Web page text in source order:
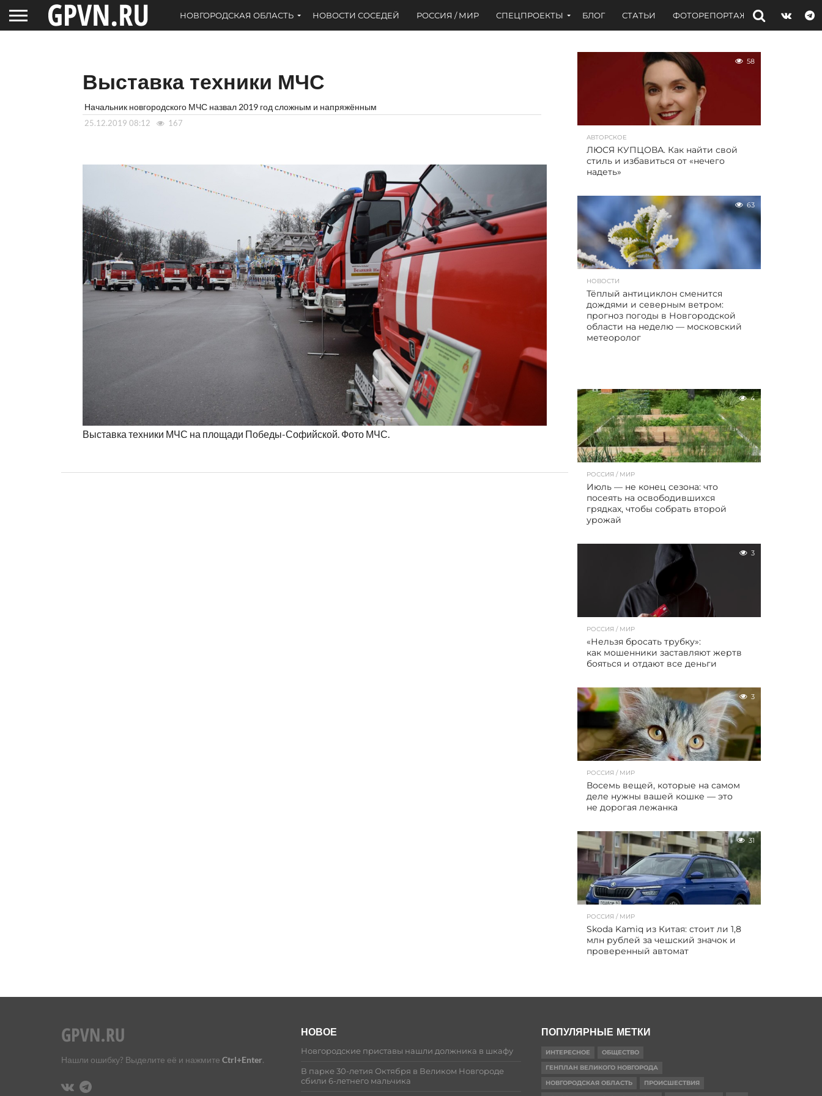
НОВГОРОДСКАЯ ОБЛАСТЬ НОВОСТИ СОСЕДЕЙ РОССИЯ / МИР СПЕЦПРОЕКТЫ БЛОГ СТАТЬИ ФОТОРЕПОРТАЖИ ИНТЕРВЬЮ
Выставка техники МЧС
Начальник новгородского МЧС назвал 2019 год сложным и напряжённым
25.12.2019 08:12 167
Выставка техники МЧС на площади Победы-Софийской. Фото МЧС.
58
АВТОРСКОЕ
ЛЮСЯ КУПЦОВА. Как найти свой
стиль и избавиться от «нечего
надеть»
63
НОВОСТИ
Тёплый антициклон сменится
дождями и северным ветром:
прогноз погоды в Новгородской
области на неделю — московский
метеоролог
4
РОССИЯ / МИР
Июль — не конец сезона: что
посеять на освободившихся
грядках, чтобы собрать второй
урожай
3
РОССИЯ / МИР
«Нельзя бросать трубку»:
как мошенники заставляют жертв
бояться и отдают все деньги
3
РОССИЯ / МИР
Восемь вещей, которые на самом
деле нужны вашей кошке — это
не дорогая лежанка
31
РОССИЯ / МИР
Skoda Kamiq из Китая: стоит ли 1,8
млн рублей за чешский значок и
проверенный автомат
Нашли ошибку? Выделите её и нажмите Ctrl+Enter.
НОВОЕ
Новгородские приставы нашли должника в шкафу
В парке 30-летия Октября в Великом Новгороде
сбили 6-летнего мальчика
ПОПУЛЯРНЫЕ МЕТКИ
ИНТЕРЕСНОЕ
ОБЩЕСТВО
ГЕНПЛАН ВЕЛИКОГО НОВГОРОДА
НОВГОРОДСКАЯ ОБЛАСТЬ
ПРОИСШЕСТВИЯ